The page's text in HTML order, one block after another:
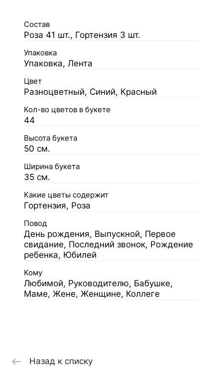
Состав
Роза 41 шт., Гортензия 3 шт.
Упаковка
Упаковка, Лента
Цвет
Разноцветный, Синий, Красный
Кол-во цветов в букете
44
Высота букета
50 см.
Ширина букета
35 см.
Какие цветы содержит
Гортензия, Роза
Повод
День рождения, Выпускной, Первое
свидание, Последний звонок, Рождение
ребенка, Юбилей
Кому
Любимой, Руководителю, Бабушке,
Маме, Жене, Женщине, Коллеге
Назад к списку